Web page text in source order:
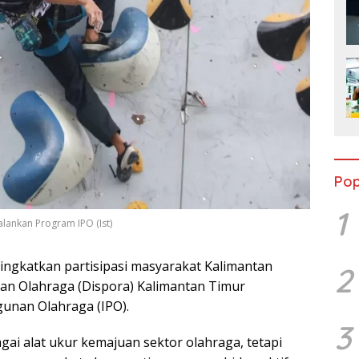
Program IPO (Ist)
partisipasi masyarakat Kalimantan
Olahraga (Dispora) Kalimantan Timur
Olahraga (IPO).
alat ukur kemajuan sektor olahraga, tetapi
1
2
3